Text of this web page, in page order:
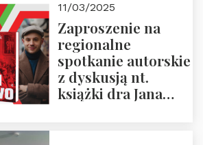
i prof.
Krasnodębski
11/03/2025
Zaproszenie na
regionalne
spotkanie autorskie
z dyskusją nt.
książki dra Jana